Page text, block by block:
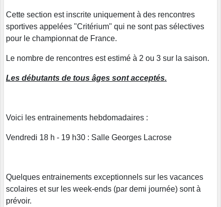
Cette section est inscrite uniquement à des rencontres
sportives appelées "Critérium" qui ne sont pas sélectives
pour le championnat de France.
Le nombre de rencontres est estimé à 2 ou 3 sur la saison.
Les débutants de tous âges sont acceptés.
Voici les entrainements hebdomadaires :
Vendredi 18 h - 19 h30 : Salle Georges Lacrose
Quelques entrainements exceptionnels sur les vacances
scolaires et sur les week-ends (par demi journée) sont à
prévoir.